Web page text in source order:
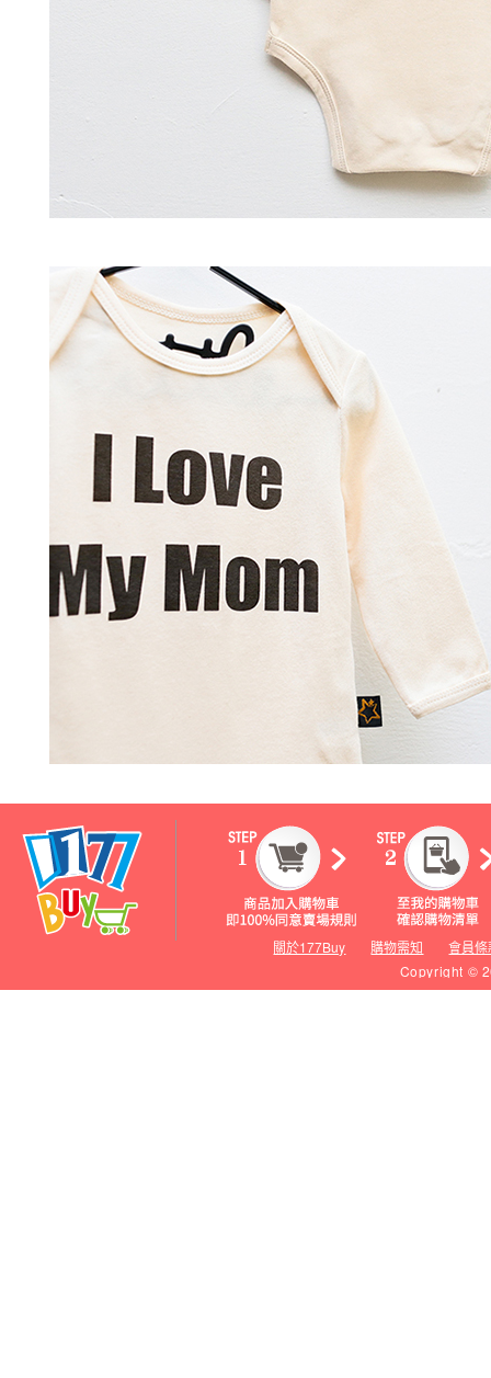
關於177Buy 購物需知
會員
Copyright ©